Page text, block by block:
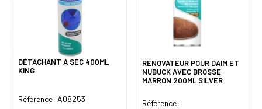
DÉTACHANT À SEC 400ML
KING
Référence: A08253
RÉNOVATEUR POUR DAIM ET
NUBUCK AVEC BROSSE
MARRON 200ML SILVER
Référence: